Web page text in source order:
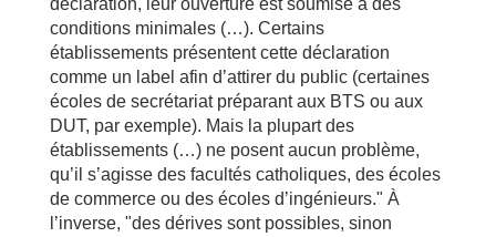
déclaration, leur ouverture est soumise à des
conditions minimales (…). Certains
établissements présentent cette déclaration
comme un label afin d’attirer du public (certaines
écoles de secrétariat préparant aux BTS ou aux
DUT, par exemple). Mais la plupart des
établissements (…) ne posent aucun problème,
qu’il s’agisse des facultés catholiques, des écoles
de commerce ou des écoles d’ingénieurs." À
l’inverse, "des dérives sont possibles, sinon